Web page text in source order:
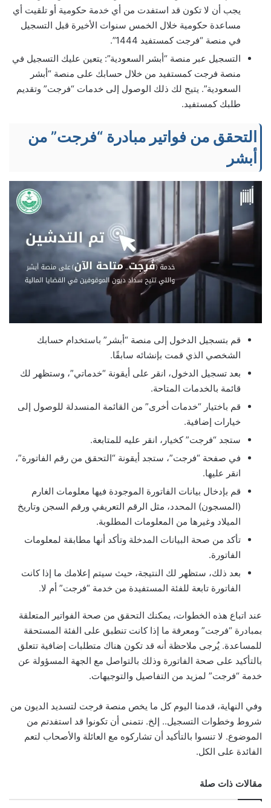
يجب أن لا تكون قد استفدت من أي خدمة حكومية أو تلقيت أي
مساعدة حكومية خلال الخمس سنوات الأخيرة قبل التسجيل
في منصة “فرجت كمستفيد 1444”.
التسجيل عبر منصة “أبشر السعودية”: يتعين عليك التسجيل في
منصة فرجت كمستفيد من خلال حسابك على منصة “أبشر
السعودية”. يتيح لك ذلك الوصول إلى خدمات “فرجت” وتقديم
طلبك كمستفيد.
التحقق من فواتير مبادرة “فرجت” من
أبشر
قم بتسجيل الدخول إلى منصة “أبشر” باستخدام حسابك
الشخصي الذي قمت بإنشائه سابقًا.
بعد تسجيل الدخول، انقر على أيقونة “خدماتي”، وستظهر لك
قائمة بالخدمات المتاحة.
قم باختيار “خدمات أخرى” من القائمة المنسدلة للوصول إلى
خيارات إضافية.
ستجد “فرجت” كخيار، انقر عليه للمتابعة.
في صفحة “فرجت”، ستجد أيقونة “التحقق من رقم الفاتورة”،
انقر عليها.
قم بإدخال بيانات الفاتورة الموجودة فيها معلومات الغارم
(المسجون) المحدد، مثل الرقم التعريفي ورقم السجن وتاريخ
الميلاد وغيرها من المعلومات المطلوبة.
تأكد من صحة البيانات المدخلة وتأكد أنها مطابقة لمعلومات
الفاتورة.
بعد ذلك، ستظهر لك النتيجة، حيث سيتم إعلامك ما إذا كانت
الفاتورة تابعة للفئة المستفيدة من خدمة “فرجت” أم لا.
عند اتباع هذه الخطوات، يمكنك التحقق من صحة الفواتير المتعلقة
بمبادرة “فرجت” ومعرفة ما إذا كانت تنطبق على الفئة المستحقة
للمساعدة. يُرجى ملاحظة أنه قد تكون هناك متطلبات إضافية تتعلق
بالتأكيد على صحة الفاتورة وذلك بالتواصل مع الجهة المسؤولة عن
خدمة “فرجت” لمزيد من التفاصيل والتوجيهات.
وفي النهاية، قدمنا اليوم كل ما يخص منصة فرجت لتسديد الديون من
شروط وخطوات التسجيل.. إلخ. نتمنى أن تكونوا قد استفدتم من
الموضوع. لا تنسوا بالتأكيد أن تشاركوه مع العائلة والأصحاب لتعم
الفائدة على الكل.
مقالات ذات صلة